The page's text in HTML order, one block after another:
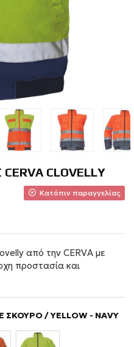
CLOVELLY
Κατόπιν παραγγελίας
από την CERVA με
προστασία και
ΣΚΟΥΡΟ / YELLOW - NAVY